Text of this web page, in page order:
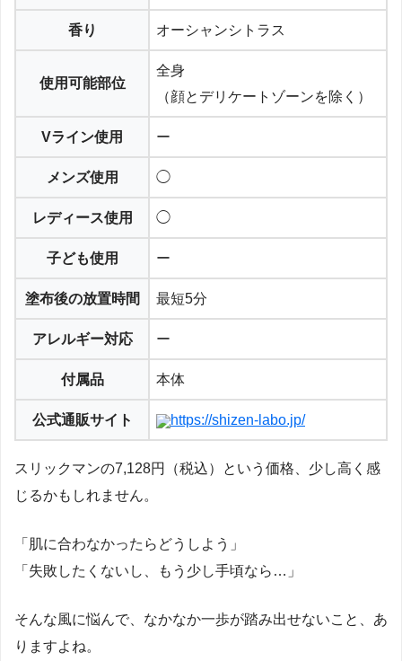
香り オーシャンシトラス
使用可能部位
全身
（顔とデリケートゾーンを除く）
Vライン使用 ー
メンズ使用 ◯
レディース使用 ◯
子ども使用 ー
塗布後の放置時間 最短5分
アレルギー対応 ー
付属品 本体
公式通販サイト https://shizen-labo.jp/
スリックマンの7,128円（税込）という価格、少し高く感
じるかもしれません。
「肌に合わなかったらどうしよう」
「失敗したくないし、もう少し手頃なら…」
そんな風に悩んで、なかなか一歩が踏み出せないこと、あ
りますよね。